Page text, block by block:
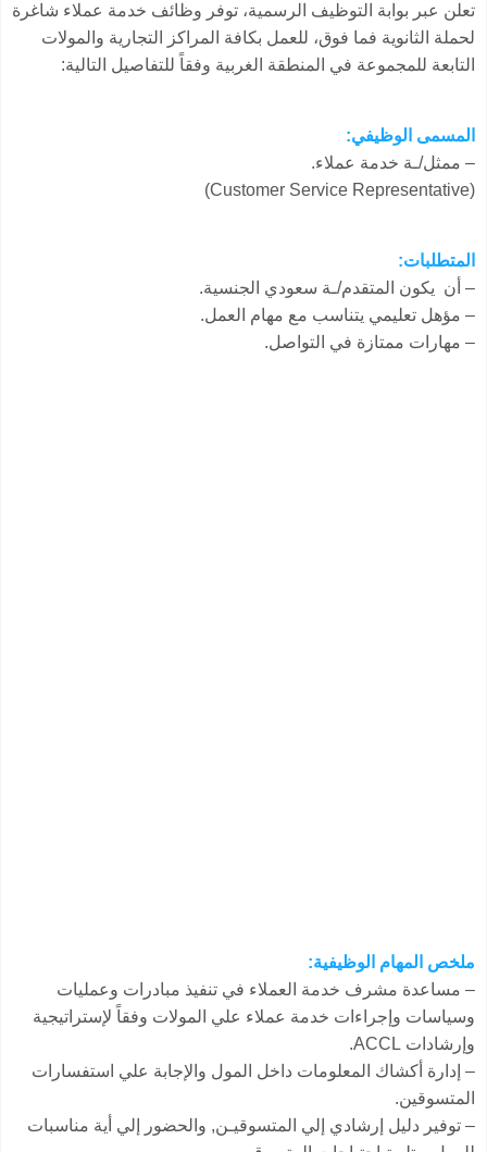
تعلن عبر بوابة التوظيف الرسمية، توفر وظائف خدمة عملاء شاغرة
لحملة الثانوية فما فوق، للعمل بكافة المراكز التجارية والمولات
التابعة للمجموعة في المنطقة الغربية وفقاً للتفاصيل التالية:
المسمى الوظيفي:
– ممثل/ـة خدمة عملاء.
(Customer Service Representative)
المتطلبات:
– أن يكون المتقدم/ـة سعودي الجنسية.
– مؤهل تعليمي يتناسب مع مهام العمل.
– مهارات ممتازة في التواصل.
ملخص المهام الوظيفية:
– مساعدة مشرف خدمة العملاء في تنفيذ مبادرات وعمليات
وسياسات وإجراءات خدمة عملاء علي المولات وفقاً لإستراتيجية
وإرشادات ACCL.
– إدارة أكشاك المعلومات داخل المول والإجابة علي استفسارات
المتسوقين.
– توفير دليل إرشادي إلي المتسوقيـن, والحضور إلي أية مناسبات